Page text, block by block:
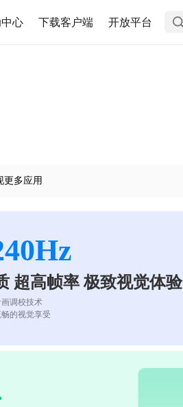
心 下载客户端 开放平台
更多应用
超高帧率 极致视觉体验
调校技术
的视觉享受